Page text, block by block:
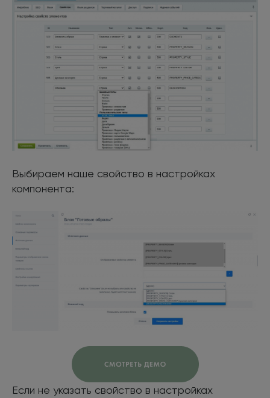
Выбираем наше свойство в настройках
компонента:
Если не указать свойство в настройках